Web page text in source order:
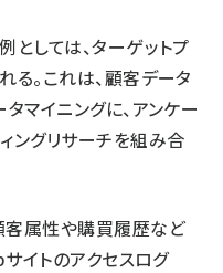
としては、ターゲットプ
る。これは、顧客データ
マイニングに、アンケー
ングリサーチを組み合
客属性や購買履歴など
イトのアクセスログ